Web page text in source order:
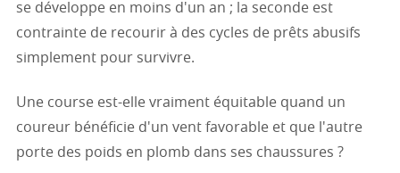
se développe en moins d'un an ; la seconde est
contrainte de recourir à des cycles de prêts abusifs
simplement pour survivre.
Une course est-elle vraiment équitable quand un
coureur bénéficie d'un vent favorable et que l'autre
porte des poids en plomb dans ses chaussures ?